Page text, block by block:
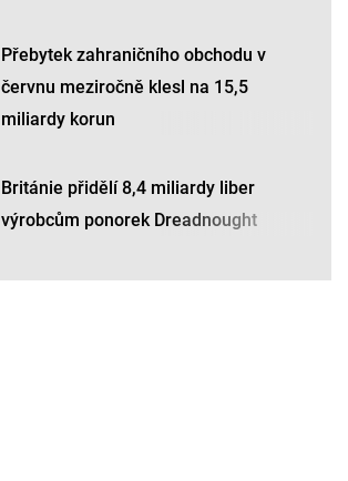
Přebytek zahraničního obchodu v
červnu meziročně klesl na 15,5
miliardy korun
Británie přidělí 8,4 miliardy liber
výrobcům ponorek Dreadnought